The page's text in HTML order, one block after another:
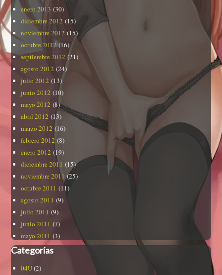
enero 2013 (30)
diciembre 2012 (15)
noviembre 2012 (15)
octubre 2012(16)
septiembre 2012 (21)
agosto 2012 (24)
julio 2012 (13)
junio 2012 (10)
mayo 2012 (8)
abril 2012 (13)
marzo 2012 (16)
febrero 2012 (8)
enero 2012 (19)
diciembre 2011 (15)
noviembre 2011 (25)
octubre 2011 (11)
agosto 2011 (9)
julio 2011 (9)
junio 2011 (7)
mayo 2011 (3)
Categorías
04U(2)